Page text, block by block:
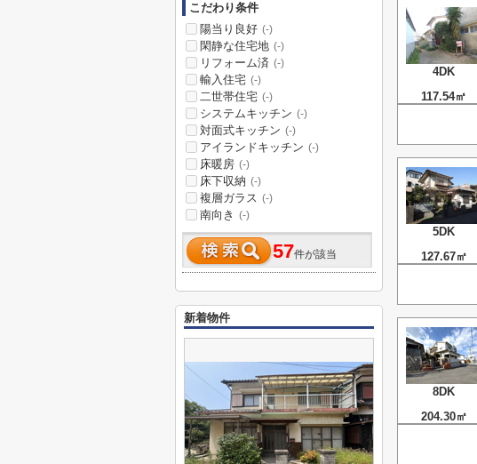
4DK
117.54㎡
5DK
127.67㎡
8DK
204.30㎡
こだわり条件
陽当り良好 (-)
閑静な住宅地 (-)
リフォーム済 (-)
輸入住宅 (-)
二世帯住宅 (-)
システムキッチン (-)
対面式キッチン (-)
アイランドキッチン (-)
床暖房 (-)
床下収納 (-)
複層ガラス (-)
南向き (-)
57件が該当
新着物件